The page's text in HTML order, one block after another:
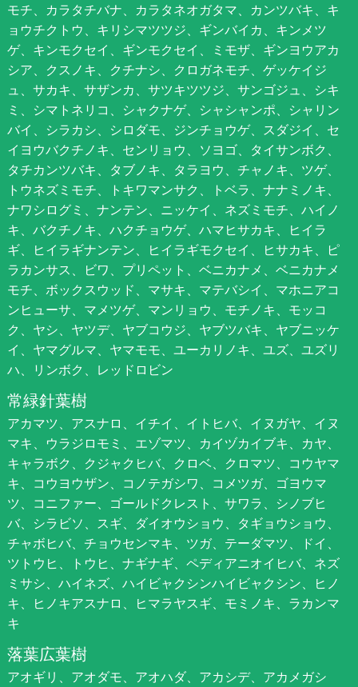
モチ、カラタチバナ、カラタネオガタマ、カンツバキ、キ
ョウチクトウ、キリシマツツジ、ギンバイカ、キンメツ
ゲ、キンモクセイ、ギンモクセイ、ミモザ、ギンヨウアカ
シア、クスノキ、クチナシ、クロガネモチ、ゲッケイジ
ュ、サカキ、サザンカ、サツキツツジ、サンゴジュ、シキ
ミ、シマトネリコ、シャクナゲ、シャシャンポ、シャリン
バイ、シラカシ、シロダモ、ジンチョウゲ、スダジイ、セ
イヨウバクチノキ、センリョウ、ソヨゴ、タイサンボク、
タチカンツバキ、タブノキ、タラヨウ、チャノキ、ツゲ、
トウネズミモチ、トキワマンサク、トベラ、ナナミノキ、
ナワシログミ、ナンテン、ニッケイ、ネズミモチ、ハイノ
キ、バクチノキ、ハクチョウゲ、ハマヒサカキ、ヒイラ
ギ、ヒイラギナンテン、ヒイラギモクセイ、ヒサカキ、ピ
ラカンサス、ビワ、プリペット、ベニカナメ、ベニカナメ
モチ、ボックスウッド、マサキ、マテバシイ、マホニアコ
ンヒューサ、マメツゲ、マンリョウ、モチノキ、モッコ
ク、ヤシ、ヤツデ、ヤブコウジ、ヤブツバキ、ヤブニッケ
イ、ヤマグルマ、ヤマモモ、ユーカリノキ、ユズ、ユズリ
ハ、リンボク、レッドロビン
常緑針葉樹
アカマツ、アスナロ、イチイ、イトヒバ、イヌガヤ、イヌ
マキ、ウラジロモミ、エゾマツ、カイヅカイブキ、カヤ、
キャラボク、クジャクヒバ、クロベ、クロマツ、コウヤマ
キ、コウヨウザン、コノテガシワ、コメツガ、ゴヨウマ
ツ、コニファー、ゴールドクレスト、サワラ、シノブヒ
バ、シラビソ、スギ、ダイオウショウ、タギョウショウ、
チャボヒバ、チョウセンマキ、ツガ、テーダマツ、ドイ、
ツトウヒ、トウヒ、ナギナギ、ペディアニオイヒバ、ネズ
ミサシ、ハイネズ、ハイビャクシンハイビャクシン、ヒノ
キ、ヒノキアスナロ、ヒマラヤスギ、モミノキ、ラカンマ
キ
落葉広葉樹
アオギリ、アオダモ、アオハダ、アカシデ、アカメガシ